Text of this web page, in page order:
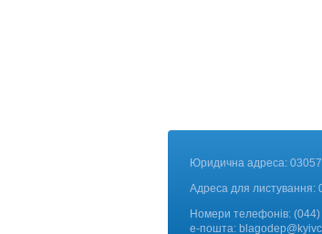
Юридична адреса: 03057,
Адреса для листування:
Номери телефонів:
е-пошта: